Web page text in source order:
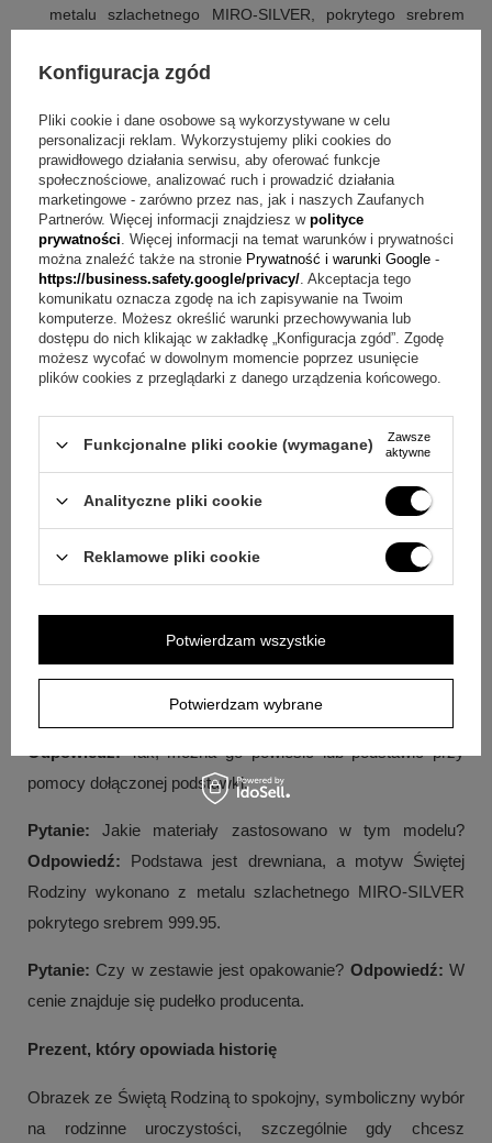
metalu szlachetnego MIRO-SILVER, pokrytego srebrem
Motyw: Święta Rodzina z Dzieciątkiem Jezus
Wygląd podstawy: nadrukowana imitacja pobielonej deski
Charakter podstawy: postarzony
Miejsce grawerunku: na odwrocie obrazka
Limit grawerunku: 7 linijek po ok. 30 znaków
Sposób ekspozycji: można powiesić lub podstawić przy
pomocy dołączonej podstawki
Co otrzymujesz w cenie?
Posrebrzany obrazek ze Świętą Rodziną
Grawerunek na odwrocie ( 7 linijek po ok. 30 znaków)
Podstawka
Q&A w skrócie o grawerunku na odwrocie
Pytanie:Jak wykonać grawerunek na odwrocie?
Odpowiedź:Grawerunek wykonuje się na odwrocie
obrazka jako indywidualny tekst przygotowany do
Jak długi może być tekst grawerunku?
Odpowiedź:Tak, można go powiesić lub podstawić przy
pomocy dołączonej podstawki.
Pytanie: Jakie materiały zastosowano w tym modelu?
Odpowiedź: Podstawa jest drewniana, a motyw Świętej
Rodziny wykonano z metalu szlachetnego MIRO-SILVER
pokrytego srebrem 999.95.
Pytanie: Czy w zestawie jest opakowanie? Odpowiedź: W
cenie znajduje się pudełko producenta.
Prezent, który opowiada historię
Obrazek ze Świętą Rodziną to spokojny, symboliczny wybór
na rodzinne uroczystości, szczególnie gdy chcesz
Konfiguracja zgód
Pliki cookie i dane osobowe są wykorzystywane w celu
personalizacji reklam. Wykorzystujemy pliki cookies do
prawidłowego działania serwisu, aby oferować funkcje
społecznościowe, analizować ruch i prowadzić działania
marketingowe - zarówno przez nas, jak i naszych Zaufanych
Partnerów. Więcej informacji znajdziesz w polityce
prywatności. Więcej informacji na temat warunków i prywatności
można znaleźć także na stronie Prywatność i warunki Google -
https://business.safety.google/privacy/. Akceptacja tego
komunikatu oznacza zgodę na ich zapisywanie na Twoim
komputerze. Możesz określić warunki przechowywania lub
dostępu do nich klikając w zakładkę „Konfiguracja zgód”. Zgodę
możesz wycofać w dowolnym momencie poprzez usunięcie
plików cookies z przeglądarki z danego urządzenia końcowego.
Funkcjonalne pliki cookie (wymagane)
Zawsze
aktywne
Analityczne pliki cookie
Reklamowe pliki cookie
Potwierdzam wybrane
Potwierdzam wszystkie